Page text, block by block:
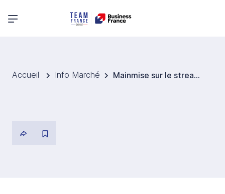
Menu principal
Accueil Info Marché Mainmise sur le streaming : quand Netflix connaît les spectateurs coréens mieux que les plateformes locales